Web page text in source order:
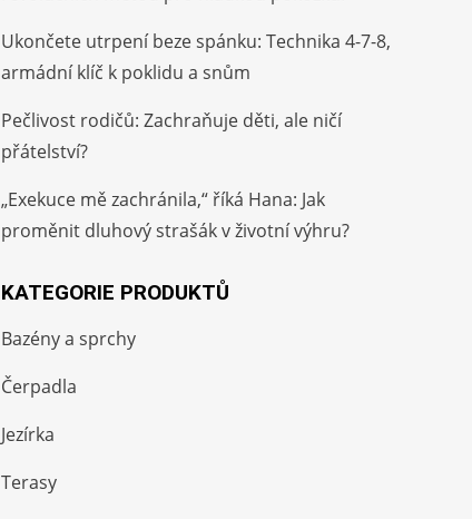
Ukončete utrpení beze spánku: Technika 4-7-8,
armádní klíč k poklidu a snům
Pečlivost rodičů: Zachraňuje děti, ale ničí
přátelství?
„Exekuce mě zachránila,“ říká Hana: Jak
proměnit dluhový strašák v životní výhru?
KATEGORIE PRODUKTŮ
Bazény a sprchy
Čerpadla
Jezírka
Terasy